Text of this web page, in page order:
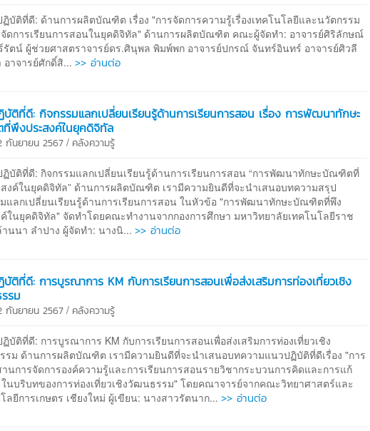
บัติที่ดี: ด้านการผลิตบัณฑิต เรื่อง "การจัดการความรู้เรื่องเทคโนโลยีและนวัตกรรม
จัดการเรียนการสอนในยุคดิจิทัล" ด้านการผลิตบัณฑิต คณะผู้จัดทำ: อาจารย์ศิริลักษณ์
ตน์ ผู้ช่วยศาสตราจารย์ดร.ศินุพล พิมพ์พก อาจารย์ปกรณ์ จันทร์อินทร์ อาจารย์ศิวลี
อาจารย์ศักดิ์สิ...>> อ่านต่อ
บัติที่ดี: กิจกรรมแลกเปลี่ยนเรียนรู้ด้านการเรียนการสอน เรื่อง การพัฒนาทักษะ
พึงประสงค์ในยุคดิจิทัล
กันยายน 2567/ คลังความรู้
บัติที่ดี: กิจกรรมแลกเปลี่ยนเรียนรู้ด้านการเรียนการสอน “การพัฒนาทักษะบัณฑิตที่
งค์ในยุคดิจิทัล” ด้านการผลิตบัณฑิต เรามีความยินดีที่จะนำเสนอบทความสรุป
แลกเปลี่ยนเรียนรู้ด้านการเรียนการสอน ในหัวข้อ "การพัฒนาทักษะบัณฑิตที่พึง
ในยุคดิจิทัล" จัดทำโดยคณะทำงานจากกองการศึกษา มหาวิทยาลัยเทคโนโลยีราช
านนา ลำปาง ผู้จัดทำ: นางนิ...>> อ่านต่อ
ติที่ดี: การบูรณาการ KM กับการเรียนการสอนเพื่อส่งเสริมการท่องเที่ยวเชิง
รม
กันยายน 2567/ คลังความรู้
บัติที่ดี: การบูรณาการ KM กับการเรียนการสอนเพื่อส่งเสริมการท่องเที่ยวเชิง
ม ด้านการผลิตบัณฑิต เรามีความยินดีที่จะนำเสนอบทความแนวปฏิบัติที่ดีเรื่อง "การ
นการจัดการองค์ความรู้และการเรียนการสอนรายวิชากระบวนการคิดและการแก้
นบริบทของการท่องเที่ยวเชิงวัฒนธรรม" โดยคณาจารย์จากคณะวิทยาศาสตร์และ
ลยีการเกษตร เชียงใหม่ ผู้เขียน: นางสาวรัตนาก...>> อ่านต่อ